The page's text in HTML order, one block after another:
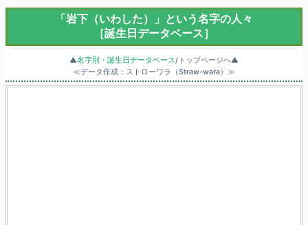
「岩下（いわした）」という名字の人々
［誕生日データベース］
▲名字別・誕生日データベース/トップページへ▲
≪データ作成：ストローワラ（Straw-wara）≫